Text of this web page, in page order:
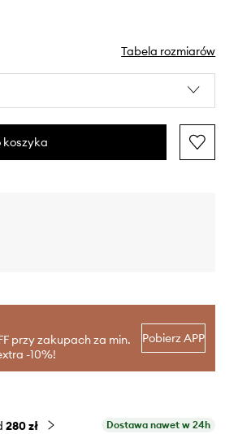
Tabela rozmiarów
koszyka
przy zakupach za min.
-10%!
Pobierz APP
280 zł Dostawa nawet w 24h